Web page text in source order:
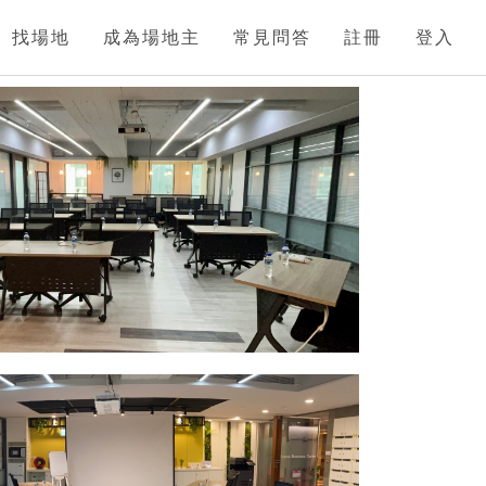
找場地 成為場地主 常見問答 註冊 登入